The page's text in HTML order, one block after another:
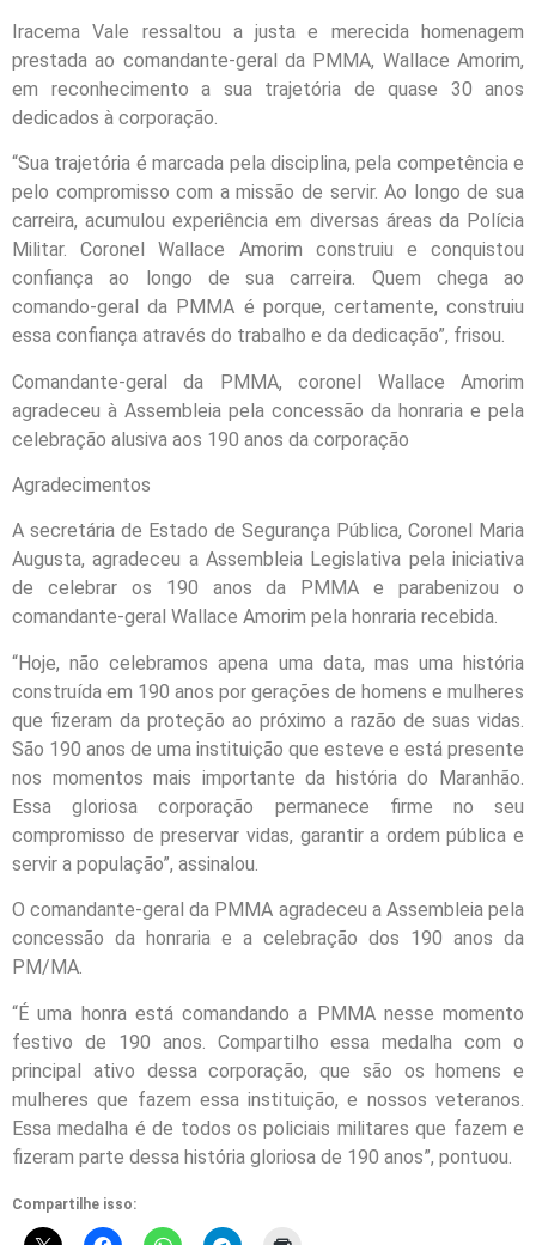
Iracema Vale ressaltou a justa e merecida homenagem
prestada ao comandante-geral da PMMA, Wallace Amorim,
em reconhecimento a sua trajetória de quase 30 anos
dedicados à corporação.
“Sua trajetória é marcada pela disciplina, pela competência e
pelo compromisso com a missão de servir. Ao longo de sua
carreira, acumulou experiência em diversas áreas da Polícia
Militar. Coronel Wallace Amorim construiu e conquistou
confiança ao longo de sua carreira. Quem chega ao
comando-geral da PMMA é porque, certamente, construiu
essa confiança através do trabalho e da dedicação”, frisou.
Comandante-geral da PMMA, coronel Wallace Amorim
agradeceu à Assembleia pela concessão da honraria e pela
celebração alusiva aos 190 anos da corporação
Agradecimentos
A secretária de Estado de Segurança Pública, Coronel Maria
Augusta, agradeceu a Assembleia Legislativa pela iniciativa
de celebrar os 190 anos da PMMA e parabenizou o
comandante-geral Wallace Amorim pela honraria recebida.
“Hoje, não celebramos apena uma data, mas uma história
construída em 190 anos por gerações de homens e mulheres
que fizeram da proteção ao próximo a razão de suas vidas.
São 190 anos de uma instituição que esteve e está presente
nos momentos mais importante da história do Maranhão.
Essa gloriosa corporação permanece firme no seu
compromisso de preservar vidas, garantir a ordem pública e
servir a população”, assinalou.
O comandante-geral da PMMA agradeceu a Assembleia pela
concessão da honraria e a celebração dos 190 anos da
PM/MA.
“É uma honra está comandando a PMMA nesse momento
festivo de 190 anos. Compartilho essa medalha com o
principal ativo dessa corporação, que são os homens e
mulheres que fazem essa instituição, e nossos veteranos.
Essa medalha é de todos os policiais militares que fazem e
fizeram parte dessa história gloriosa de 190 anos”, pontuou.
Compartilhe isso: